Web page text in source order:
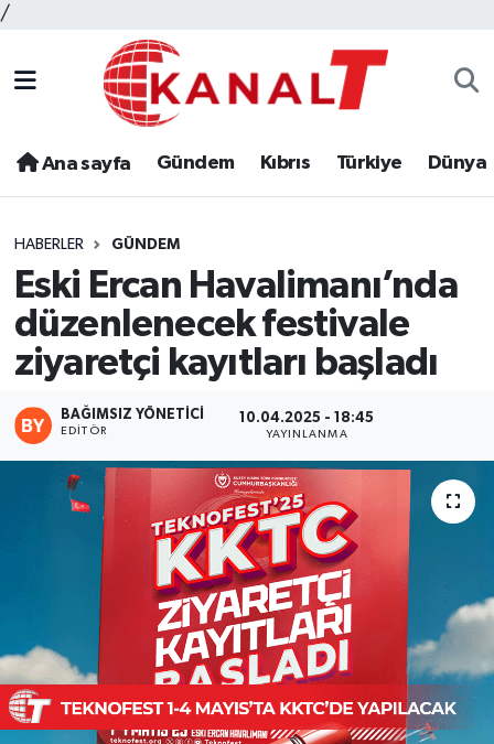
/
Ana sayfa Gündem Kıbrıs Türkiye Dünya
HABERLER GÜNDEM
Eski Ercan Havalimanı’nda
düzenlenecek festivale
ziyaretçi kayıtları başladı
BAĞIMSIZ YÖNETICI
EDITÖR
10.04.2025 - 18:45
YAYINLANMA